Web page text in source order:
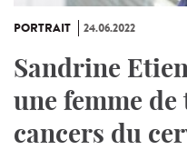
PORTRAIT 24.06.2022
Sandrine
une femme de
cancers du